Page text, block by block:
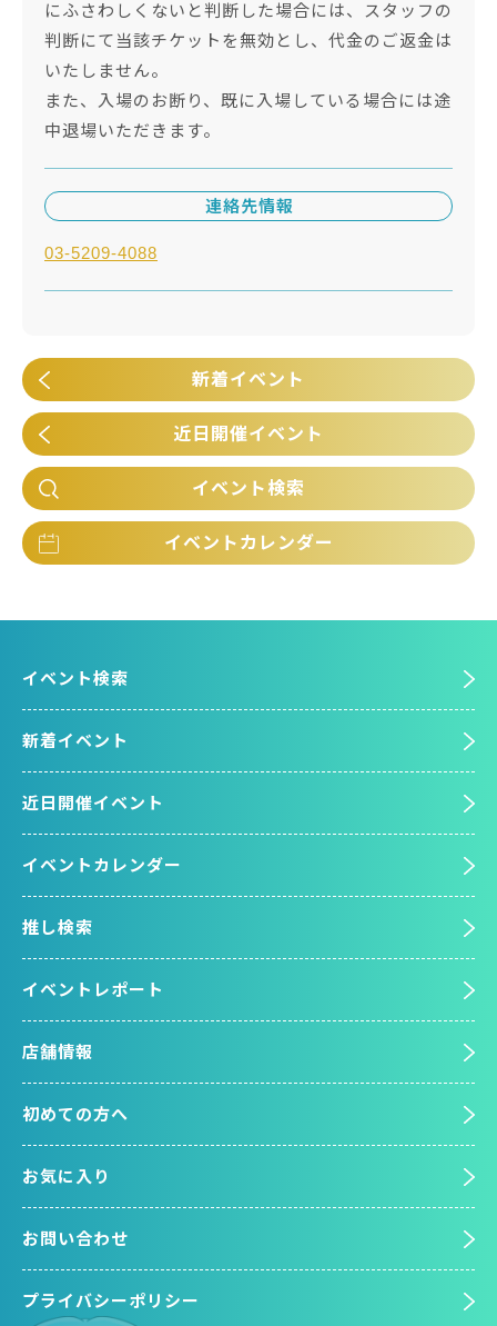
にふさわしくないと判断した場合には、スタッフの
判断にて当該チケットを無効とし、代金のご返金は
いたしません。
また、入場のお断り、既に入場している場合には途
中退場いただきます。
連絡先情報
03-5209-4088
新着イベント
近日開催イベント
イベント検索
イベントカレンダー
イベント検索
新着イベント
近日開催イベント
イベントカレンダー
推し検索
イベントレポート
店舗情報
初めての方へ
お気に入り
お問い合わせ
プライバシーポリシー